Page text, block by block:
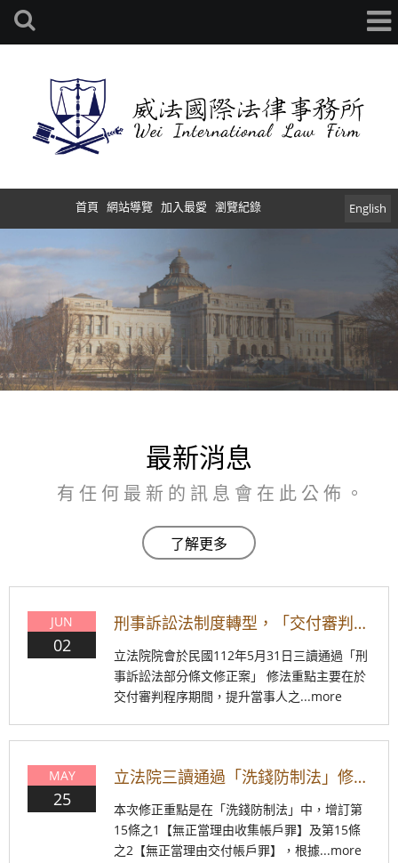
首頁 網站導覽 加入最愛 English
瀏覽紀錄
最新消息
有任何最新的訊息會在此公佈。
JUN
02
刑事訴訟法制度轉型，「交付審判程序」准予告訴人提自訴
立法院院會於民國112年5月31日三讀通過「刑
事訴訟法部分條文修正案」 修法重點主要在於
交付審判程序期間，提升當事人之...more
MAY
25
立法院三讀通過「洗錢防制法」修正案! 無正當理由收集/交付帳戶將構成收集/交付帳戶罪!
本次修正重點是在「洗錢防制法」中，增訂第
15條之1【無正當理由收集帳戶罪】及第15條
之2【無正當理由交付帳戶罪】，根據...more